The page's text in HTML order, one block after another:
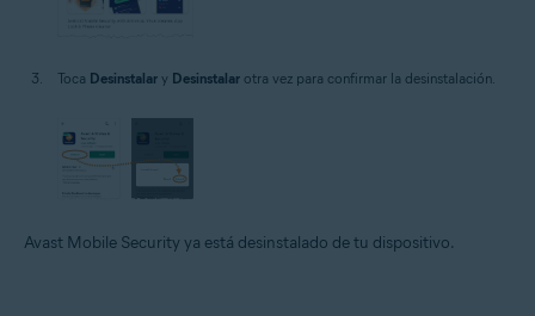
Toca Desinstalar y Desinstalar otra vez para confirmar la desinstalación.
Avast Mobile Security ya está desinstalado de tu dispositivo.